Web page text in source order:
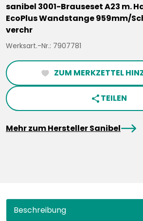
sanibel 3001-Brauseset A23 m.
EcoPlus Wandstange 959mm/
verchr
Werksart.-Nr.: 7907781
heartFilled ZUM MERKZETTEL
share TEILEN
Mehr zum Hersteller SanibelarrowRight
Beschreibung